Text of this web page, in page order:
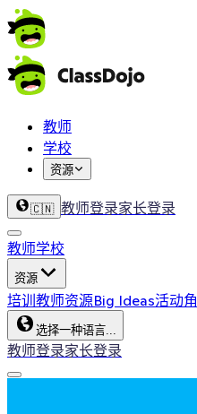
教师
学校
资源
🇨🇳 教师登录家长登录
教师学校
资源
培训 教师资源Big Ideas活动角
选择一种语言...
教师登录家长登录